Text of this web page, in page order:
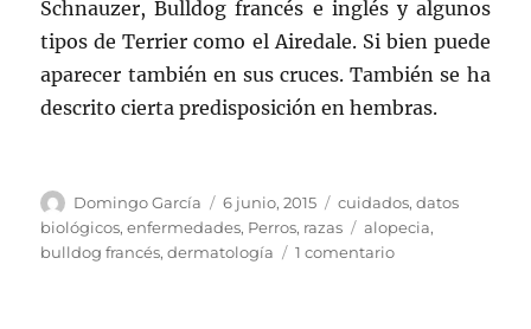
Schnauzer, Bulldog francés e inglés y algunos
tipos de Terrier como el Airedale. Si bien puede
aparecer también en sus cruces. También se ha
descrito cierta predisposición en hembras.
Autor
Domingo García
Publicado
el
6 junio, 2015 Categorías
cuidados,datos
biológicos,enfermedades, Perros, razas Etiquetas
alopecia,
bulldog francés,dermatología 1 comentarioen